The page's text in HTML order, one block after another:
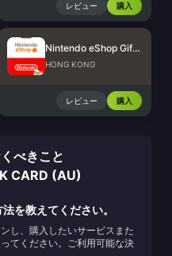
レビュー 購入
Nintendo eShop Gift Card (HK)
HONG KONG
レビュー 購入
べきこと
CARD (AU)
を教えてください。
し、購入したいサービスまた
てください。ご利用可能な決